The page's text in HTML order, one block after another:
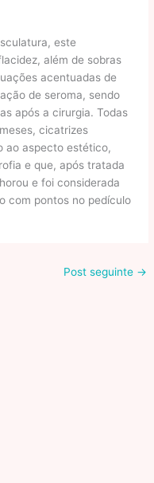
este
além de sobras
acentuadas de
de seroma, sendo
após a cirurgia. Todas
cicatrizes
ao aspecto estético,
e que, após tratada
e foi considerada
com pontos no pedículo
Post seguinte →